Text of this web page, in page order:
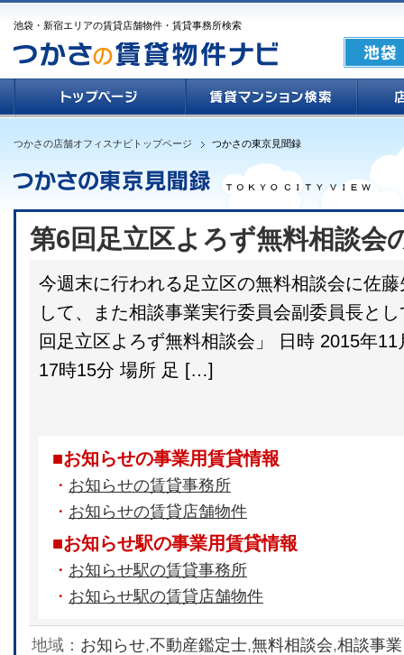
池袋・新宿エリアの賃貸店舗物件・賃貸事務所検索
つかさの店舗オフィスナビトップページ つかさの東京見聞録
第6回足立区よろず無料相談会
今週末に行われる足立区の無料相談会に佐
して、また相談事業実行委員会副委員長と
回足立区よろず無料相談会」 日時 2015年
17時15分 場所 足 […]
■お知らせの事業用賃貸情報
・ お知らせの賃貸事務所
・ お知らせの賃貸店舗物件
■お知らせ駅の事業用賃貸情報
・ お知らせ駅の賃貸事務所
・ お知らせ駅の賃貸店舗物件
地域： お知らせ,不動産鑑定士,無料相談会,相談事業